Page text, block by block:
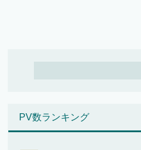
PV数ランキング